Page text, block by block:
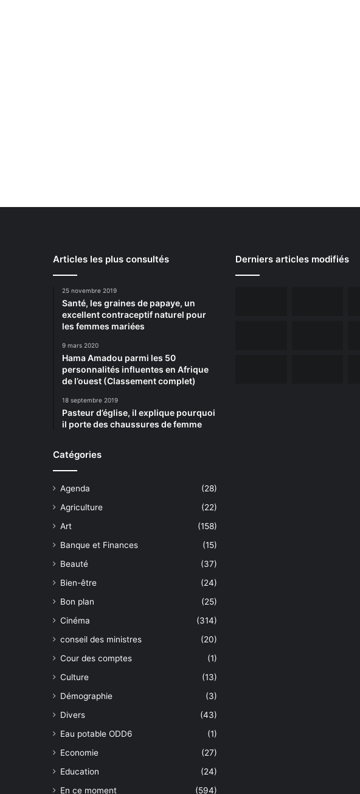
Articles les plus consultés
25 novembre 2019
Santé, les graines de papaye, un
excellent contraceptif naturel pour
les femmes mariées
9 mars 2020
Hama Amadou parmi les 50
personnalités influentes en Afrique
de l’ouest (Classement complet)
18 septembre 2019
Pasteur d’église, il explique pourquoi
il porte des chaussures de femme
Catégories
Agenda
(28)
Agriculture
(22)
Art
(158)
Banque et Finances
(15)
Beauté
(37)
Bien-être
(24)
Bon plan
(25)
Cinéma
(314)
conseil des ministres
(20)
Cour des comptes
(1)
Culture
(13)
Démographie
(3)
Divers
(43)
Eau potable ODD6
(1)
Economie
(27)
Education
(24)
En ce moment
(594)
Derniers articles modifiés